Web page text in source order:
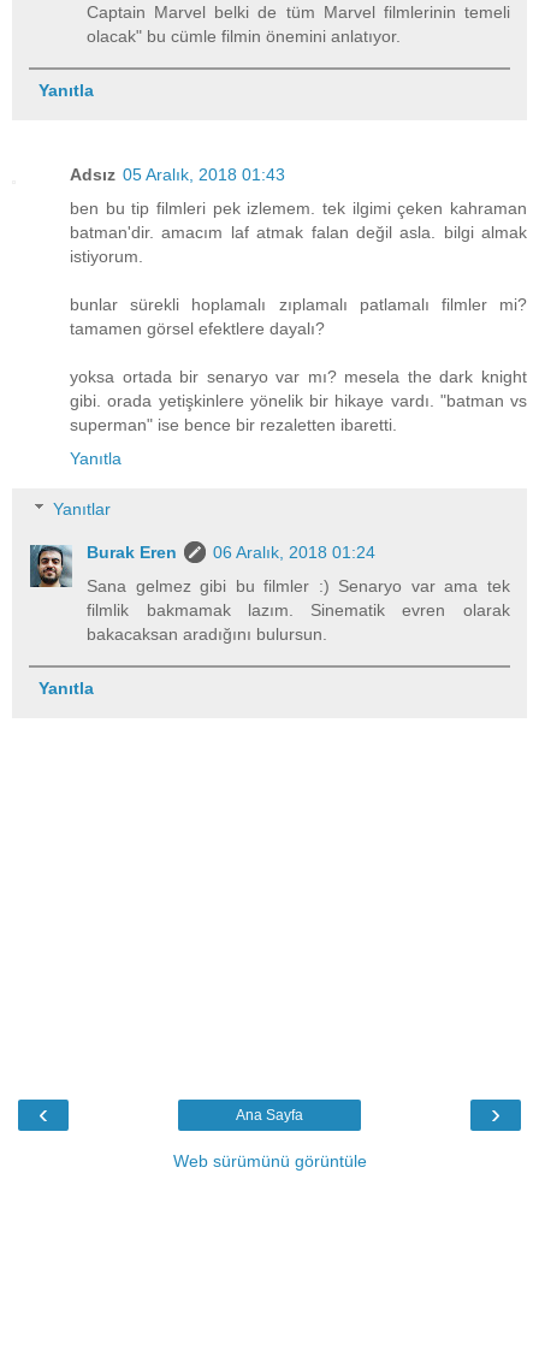
Captain Marvel belki de tüm Marvel filmlerinin temeli
olacak" bu cümle filmin önemini anlatıyor.
Yanıtla
Adsız 05 Aralık, 2018 01:43
ben bu tip filmleri pek izlemem. tek ilgimi çeken kahraman
batman'dir. amacım laf atmak falan değil asla. bilgi almak
istiyorum.
bunlar sürekli hoplamalı zıplamalı patlamalı filmler mi?
tamamen görsel efektlere dayalı?
yoksa ortada bir senaryo var mı? mesela the dark knight
gibi. orada yetişkinlere yönelik bir hikaye vardı. "batman vs
superman" ise bence bir rezaletten ibaretti.
Yanıtla
Yanıtlar
Burak Eren
06 Aralık, 2018 01:24
Sana gelmez gibi bu filmler :) Senaryo var ama tek
filmlik bakmamak lazım. Sinematik evren olarak
bakacaksan aradığını bulursun.
Yanıtla
‹ ›
Ana Sayfa
Web sürümünü görüntüle